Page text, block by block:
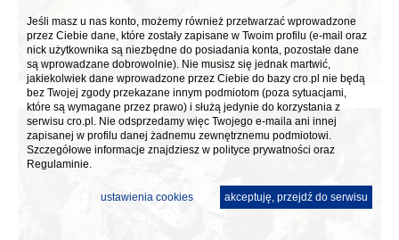
Jeśli masz u nas konto, możemy również przetwarzać wprowadzone
przez Ciebie dane, które zostały zapisane w Twoim profilu (e-mail oraz
nick użytkownika są niezbędne do posiadania konta, pozostałe dane
są wprowadzane dobrowolnie). Nie musisz się jednak martwić,
jakiekolwiek dane wprowadzone przez Ciebie do bazy cro.pl nie będą
bez Twojej zgody przekazane innym podmiotom (poza sytuacjami,
które są wymagane przez prawo) i służą jedynie do korzystania z
serwisu cro.pl. Nie odsprzedamy więc Twojego e-maila ani innej
zapisanej w profilu danej żadnemu zewnętrznemu podmiotowi.
Szczegółowe informacje znajdziesz w polityce prywatności oraz
Regulaminie.
akceptuję, przejdź do serwisu
ustawienia cookies